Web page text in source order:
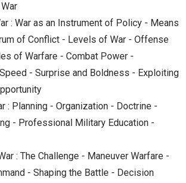
: War as an Instrument of Policy - Means
of Conflict - Levels of War - Offense
of Warfare - Combat Power -
- Surprise and Boldness - Exploiting
: Planning - Organization - Doctrine -
- Professional Military Education -
: The Challenge - Maneuver Warfare -
- Shaping the Battle - Decision